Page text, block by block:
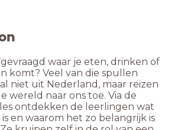
waar je eten, drinken of
komt? Veel van die spullen
niet uit Nederland, maar reizen
wereld naar ons toe. Via de
ontdekken de leerlingen wat
en waarom het zo belangrijk is